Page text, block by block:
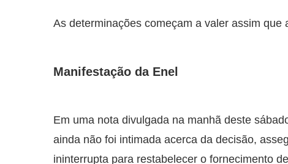
As determinações começam a valer assim
Manifestação da Enel
Em uma nota divulgada na manhã deste
ainda não foi intimada acerca da decisão,
ininterrupta para restabelecer o fornecimento